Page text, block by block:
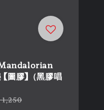
圖膠】（黑膠唱
1,250